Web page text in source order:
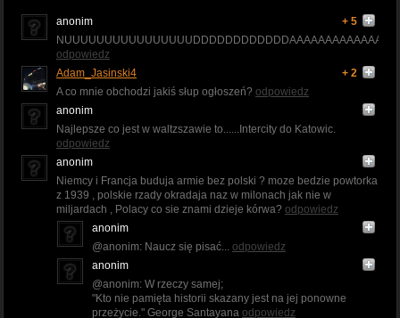
anonim
+ 5
odpowiedz
Adam_Jasinski4
+ 2
A co mnie obchodzi jakiś słup ogłoszeń? odpowiedz
anonim
Najlepsze co jest w waltzszawie to......Intercity do Katowic.
odpowiedz
anonim
Niemcy i Francja buduja armie bez polski ? moze bedzie powtorka
z 1939 , polskie rzady okradaja naz w milonach jak nie w
miljardach , Polacy co sie znami dzieje kórwa? odpowiedz
anonim
@anonim: Naucz się pisać... odpowiedz
anonim
@anonim: W rzeczy samej;
"Kto nie pamięta historii skazany jest na jej ponowne
przeżycie." George Santayana odpowiedz